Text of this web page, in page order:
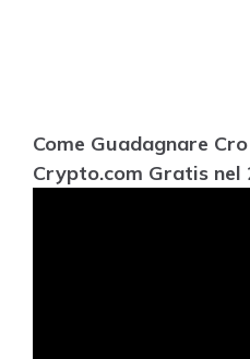
Come Guadagnare
Crypto.com Gratis nel